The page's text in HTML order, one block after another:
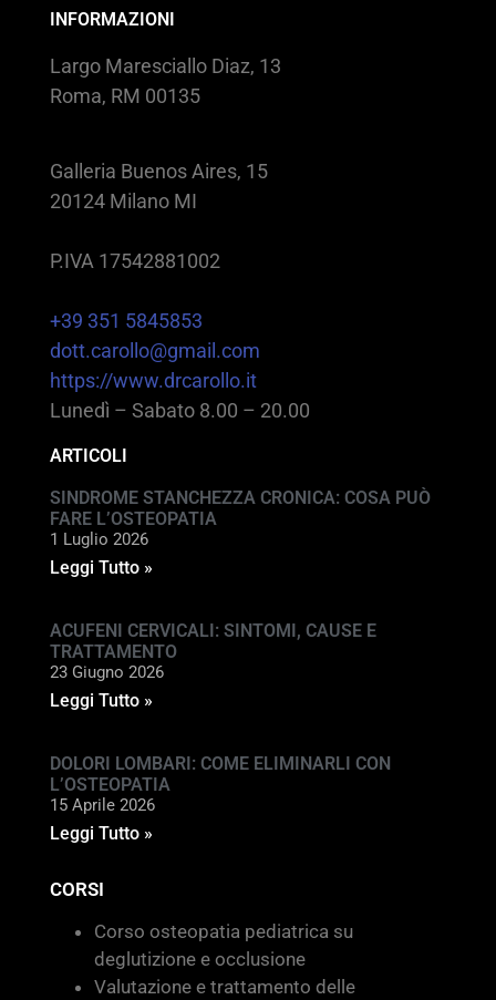
INFORMAZIONI
Largo Maresciallo Diaz, 13
Roma, RM 00135
Galleria Buenos Aires, 15
20124 Milano MI
P.IVA 17542881002
+39 351 5845853
dott.carollo@gmail.com
https://www.drcarollo.it
Lunedì – Sabato 8.00 – 20.00
ARTICOLI
SINDROME STANCHEZZA CRONICA: COSA PUÒ
FARE L’OSTEOPATIA
1 Luglio 2026
Leggi Tutto »
ACUFENI CERVICALI: SINTOMI, CAUSE E
TRATTAMENTO
23 Giugno 2026
Leggi Tutto »
DOLORI LOMBARI: COME ELIMINARLI CON
L’OSTEOPATIA
15 Aprile 2026
Leggi Tutto »
CORSI
Corso osteopatia pediatrica su
deglutizione e occlusione
Valutazione e trattamento delle